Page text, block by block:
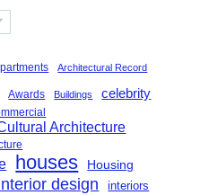
Architectural Record
Awards Buildings
celebrity
Architecture
houses Housing
design interiors